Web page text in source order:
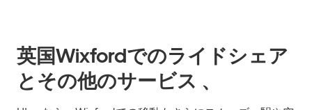
英国Wixfordでのライドシェア
とその他のサービス 、